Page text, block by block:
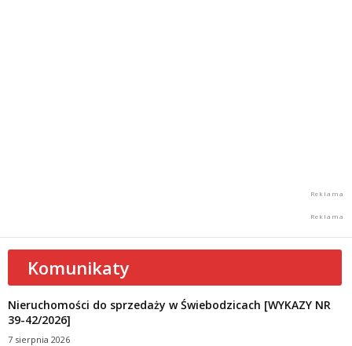
Komunikaty
Nieruchomości do sprzedaży w Świebodzicach [WYKAZY NR
39-42/2026]
7 sierpnia 2026